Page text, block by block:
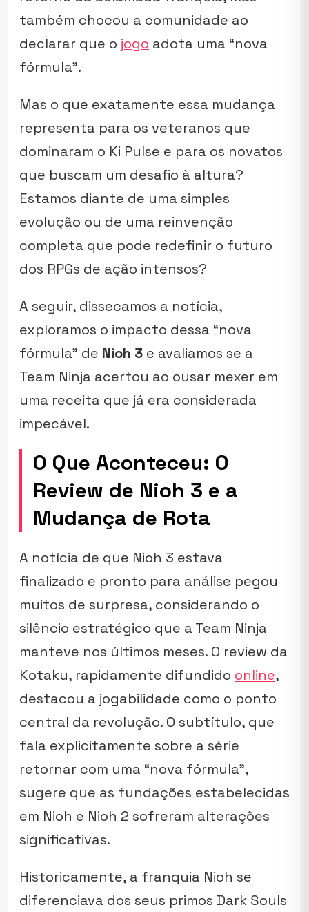
também chocou a comunidade ao
declarar que o jogo adota uma “nova
fórmula”.
Mas o que exatamente essa mudança
representa para os veteranos que
dominaram o Ki Pulse e para os novatos
que buscam um desafio à altura?
Estamos diante de uma simples
evolução ou de uma reinvenção
completa que pode redefinir o futuro
dos RPGs de ação intensos?
A seguir, dissecamos a notícia,
exploramos o impacto dessa “nova
fórmula” de Nioh 3 e avaliamos se a
Team Ninja acertou ao ousar mexer em
uma receita que já era considerada
impecável.
O Que Aconteceu: O
Review de Nioh 3 e a
Mudança de Rota
A notícia de que Nioh 3 estava
finalizado e pronto para análise pegou
muitos de surpresa, considerando o
silêncio estratégico que a Team Ninja
manteve nos últimos meses. O review da
Kotaku, rapidamente difundido online,
destacou a jogabilidade como o ponto
central da revolução. O subtítulo, que
fala explicitamente sobre a série
retornar com uma “nova fórmula”,
sugere que as fundações estabelecidas
em Nioh e Nioh 2 sofreram alterações
significativas.
Historicamente, a franquia Nioh se
diferenciava dos seus primos Dark Souls